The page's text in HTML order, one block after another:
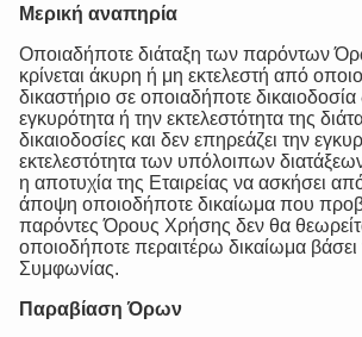
Μερική αναπηρία
Οποιαδήποτε διάταξη των παρόντων
κρίνεται άκυρη ή μη εκτελεστή από
δικαστήριο σε οποιαδήποτε δικαιοδοσία
εγκυρότητα ή την εκτελεστότητα της
δικαιοδοσίες και δεν επηρεάζει την
εκτελεστότητα των υπόλοιπων
η αποτυχία της Εταιρείας να ασκήσει
άποψη οποιοδήποτε δικαίωμα που
παρόντες Όρους Χρήσης δεν θα
οποιοδήποτε περαιτέρω δικαίωμα
Συμφωνίας.
Παραβίαση Όρων